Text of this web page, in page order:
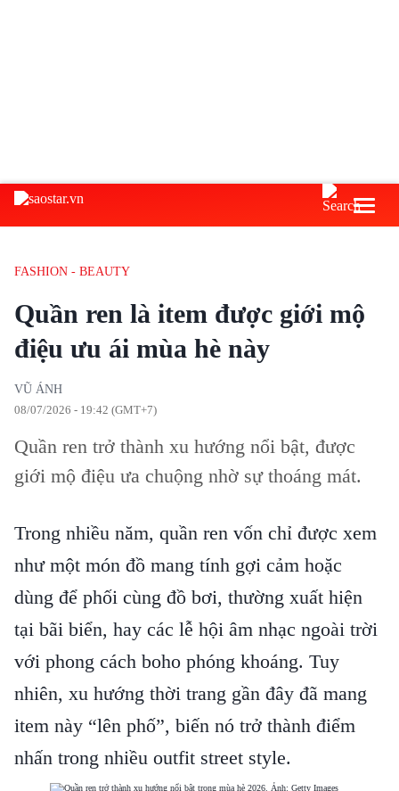
FASHION - BEAUTY
Quần ren là item được giới mộ
điệu ưu ái mùa hè này
VŨ ÁNH
08/07/2026 - 19:42 (GMT+7)
Quần ren trở thành xu hướng nổi bật, được
giới mộ điệu ưa chuộng nhờ sự thoáng mát.
Trong nhiều năm, quần ren vốn chỉ được xem
như một món đồ mang tính gợi cảm hoặc
dùng để phối cùng đồ bơi, thường xuất hiện
tại bãi biển, hay các lễ hội âm nhạc ngoài trời
với phong cách boho phóng khoáng. Tuy
nhiên, xu hướng thời trang gần đây đã mang
item này “lên phố”, biến nó trở thành điểm
nhấn trong nhiều outfit street style.